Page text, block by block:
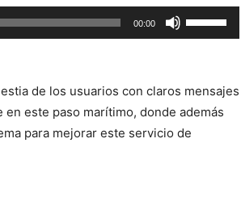
aumentar
o
volumen.
00:00
las
flecha
arriba/abajo
para
de los usuarios con claros mensajes
este paso marítimo, donde además
para mejorar este servicio de